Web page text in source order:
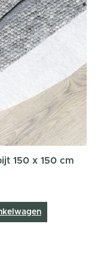
150 x 150 cm